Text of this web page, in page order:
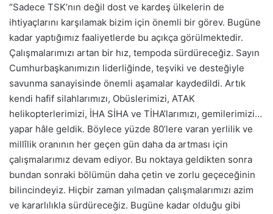
“Sadece TSK’nın değil dost ve kardeş ülkelerin de
ihtiyaçlarını karşılamak bizim için önemli bir görev. Bugüne
kadar yaptığımız faaliyetlerde bu açıkça görülmektedir.
Çalışmalarımızı artan bir hız, tempoda sürdüreceğiz. Sayın
Cumhurbaşkanımızın liderliğinde, teşviki ve desteğiyle
savunma sanayisinde önemli aşamalar kaydedildi. Artık
kendi hafif silahlarımızı, Obüslerimizi, ATAK
helikopterlerimizi, İHA SİHA ve TİHA’larımızı, gemilerimizi…
yapar hâle geldik. Böylece yüzde 80’lere varan yerlilik ve
millîlik oranının her geçen gün daha da artması için
çalışmalarımız devam ediyor. Bu noktaya geldikten sonra
bundan sonraki bölümün daha çetin ve zorlu geçeceğinin
bilincindeyiz. Hiçbir zaman yılmadan çalışmalarımızı azim
ve kararlılıkla sürdüreceğiz. Bugüne kadar olduğu gibi